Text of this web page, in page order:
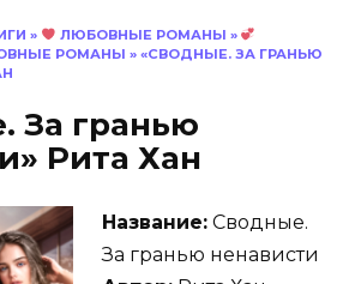
» ЛЮБОВНЫЕ РОМАНЫ »
РОМАНЫ » «СВОДНЫЕ. ЗА ГРАНЬЮ
За гранью
Рита Хан
Название: Сводные.
За гранью ненависти